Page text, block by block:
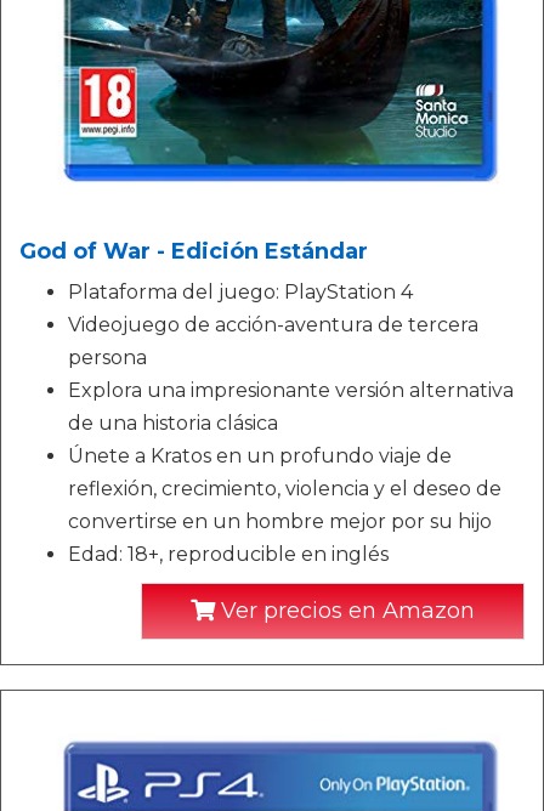
God of War - Edición Estándar
Plataforma del juego: PlayStation 4
Videojuego de acción-aventura de tercera
persona
Explora una impresionante versión alternativa
de una historia clásica
Únete a Kratos en un profundo viaje de
reflexión, crecimiento, violencia y el deseo de
convertirse en un hombre mejor por su hijo
Edad: 18+, reproducible en inglés
Ver precios en Amazon